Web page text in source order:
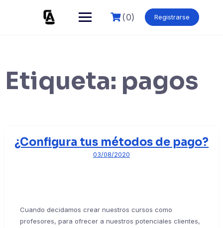
(0) Registrarse
Etiqueta: pagos
¿Configura tus métodos de pago?
03/08/2020
Cuando decidamos crear nuestros cursos como
profesores, para ofrecer a nuestros potenciales clientes,